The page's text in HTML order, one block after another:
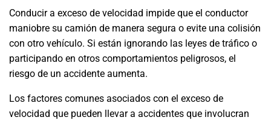
Conducir a exceso de velocidad impide que el conductor
maniobre su camión de manera segura o evite una colisión
con otro vehículo. Si están ignorando las leyes de tráfico o
participando en otros comportamientos peligrosos, el
riesgo de un accidente aumenta.
Los factores comunes asociados con el exceso de
velocidad que pueden llevar a accidentes que involucran